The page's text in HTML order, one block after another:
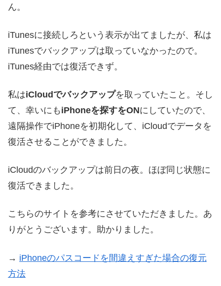
ん。
iTunesに接続しろという表示が出てましたが、私は
iTunesでバックアップは取っていなかったので。
iTunes経由では復活できず。
私はiCloudでバックアップを取っていたこと。そし
て、幸いにも iPhoneを探すをONにしていたので、
遠隔操作でiPhoneを初期化して、iCloudでデータを
復活させることができました。
iCloudのバックアップは前日の夜。ほぼ同じ状態に
復活できました。
こちらのサイトを参考にさせていただきました。あ
りがとうございます。助かりました。
→ iPhoneのパスコードを間違えすぎた場合の復元
方法